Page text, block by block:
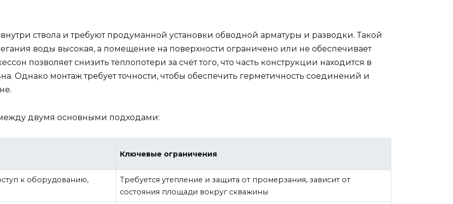
ствола и требуют продуманной установки обводной арматуры и разводки. Такой
воды высокая, а помещение на поверхности ограничено или не обеспечивает
позволяет снизить теплопотери за счёт того, что часть конструкции находится в
Однако монтаж требует точности, чтобы обеспечить герметичность соединений и
двумя основными подходами:
Ключевые ограничения
к оборудованию,
Требуется утепление и защита от промерзания, зависит от
состояния площади вокруг скважины